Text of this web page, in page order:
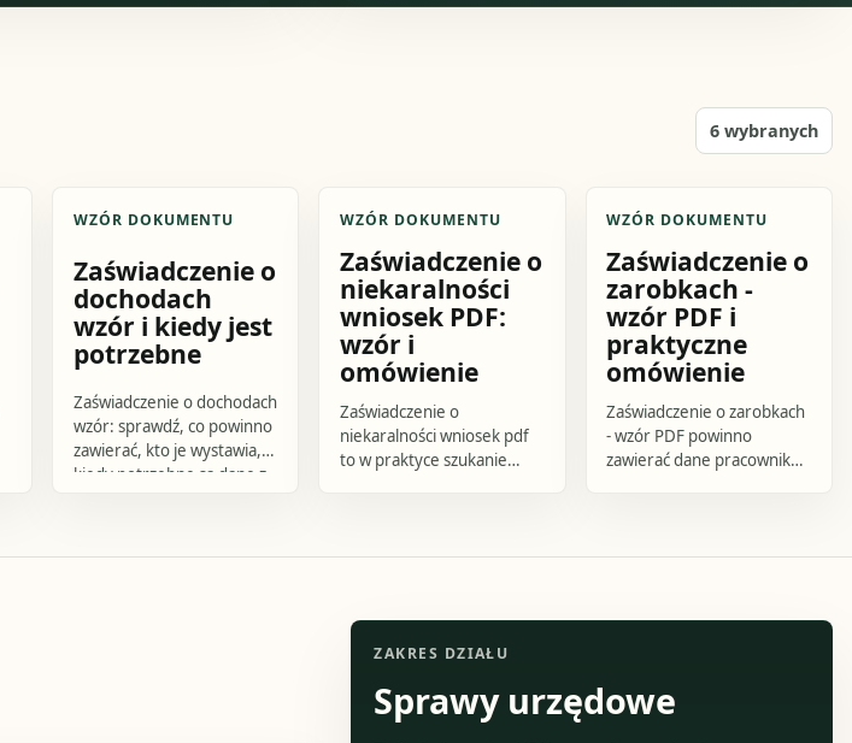
6wybranych
WZÓR DOKUMENTU
Zaświadczenie o
dochodach
wzór i kiedy jest
potrzebne
Zaświadczenie o dochodach
wzór: sprawdź, co powinno
zawierać, kto je wystawia,
kiedy potrzebne są dane z
WZÓR DOKUMENTU
Zaświadczenie o
niekaralności
wniosek PDF:
wzór i
omówienie
Zaświadczenie o
niekaralności wniosek pdf
to w praktyce szukanie
WZÓR DOKUMENTU
Zaświadczenie o
zarobkach -
wzór PDF i
praktyczne
omówienie
Zaświadczenie o zarobkach
- wzór PDF powinno
zawierać dane pracownika,
wskazanie rodzaju.
ZAKRES DZIAŁU
Sprawy urzędowe